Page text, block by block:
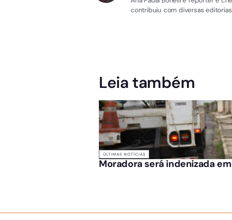
contribuiu com diversas
Leia também
ÚLTIMAS NOTÍCIAS
Moradora será indenizada